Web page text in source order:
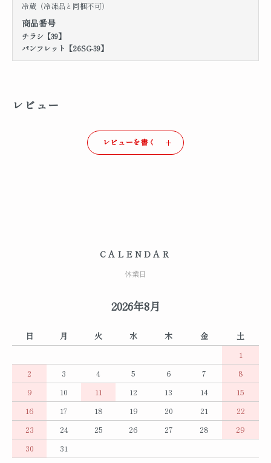
冷蔵（冷凍品と同梱不可）
商品番号
チラシ【39】
パンフレット【26SG-39】
レビュー
レビューを書く
CALENDAR
休業日
2026年8月
日 月 火 水 木 金
土
1
2
3 4 5 6 7
8
9
10 11 12 13 14
15
16
17 18 19 20 21
22
23
24 25 26 27 28
29
30
31